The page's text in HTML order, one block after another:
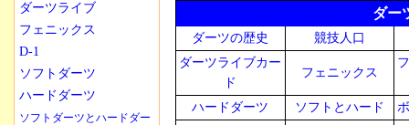
ダー
ダーツの歴史
競技人口
ダーツライブカー
ド
フェニックス
ハードダーツ ソフトとハード
ダーツライブ
フェニックス
D-1
ソフトダーツ
ハードダーツ
ソフトダーツとハードダー